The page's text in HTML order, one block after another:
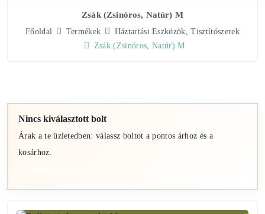
Zsák (zsinóros, Natúr) M
Főoldal Termékek
Háztartási Eszközök, Tisztítószerek
Zsák (zsinóros, Natúr) M
Nincs kiválasztott bolt
Árak a te üzletedben: válassz boltot a pontos árhoz és a
kosárhoz.